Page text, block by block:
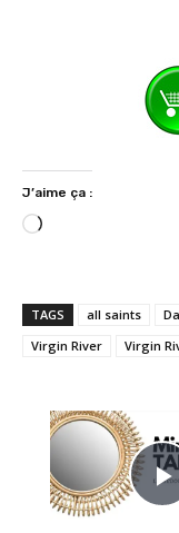
J’aime ça :
C
r
g
e
…
TAGS all saints
Virgin River
Virgin